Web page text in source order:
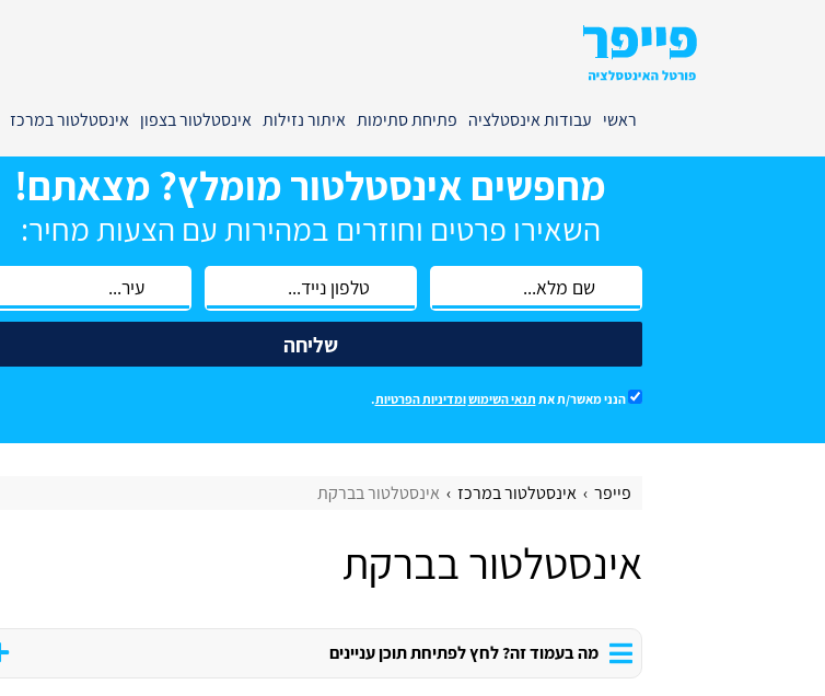
ראשי עבודות אינסטלציה פתיחת סתימות איתור נזילות אינסטלטור בצפון אינסטלטור במרכז
מחפשים אינסטלטור מומלץ? מצאתם!
השאירו פרטים וחוזרים במהירות עם הצעות מחיר:
שליחה
הנני מאשר/ת את תנאי השימושומדיניות הפרטיות.
פייפר אינסטלטור במרכז אינסטלטור בברקת
אינסטלטור בברקת
מה בעמוד זה? לחץ לפתיחת תוכן עניינים